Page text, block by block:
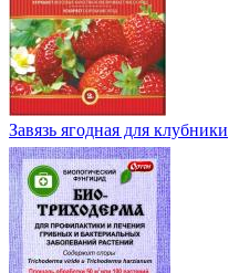
Завязь ягодная для клубники